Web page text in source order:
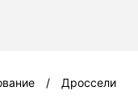
Дроссели